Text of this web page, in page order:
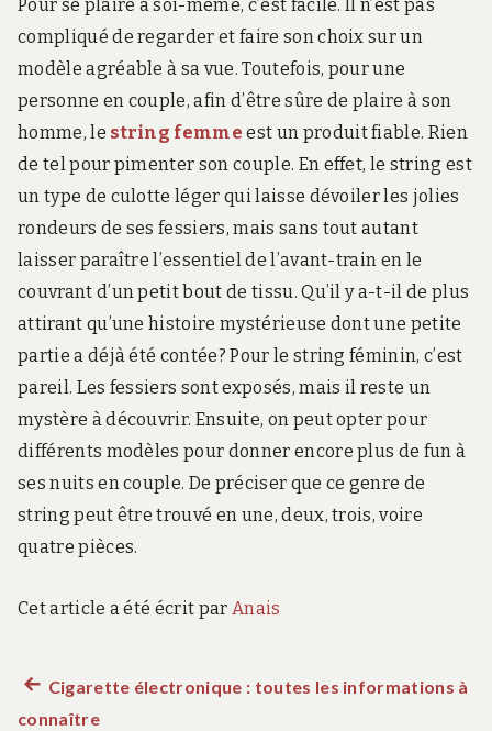
Pour se plaire à soi-même, c’est facile. Il n’est pas
compliqué de regarder et faire son choix sur un
modèle agréable à sa vue. Toutefois, pour une
personne en couple, afin d’être sûre de plaire à son
homme, le string femme est un produit fiable. Rien
de tel pour pimenter son couple. En effet, le string est
un type de culotte léger qui laisse dévoiler les jolies
rondeurs de ses fessiers, mais sans tout autant
laisser paraître l’essentiel de l’avant-train en le
couvrant d’un petit bout de tissu. Qu’il y a-t-il de plus
attirant qu’une histoire mystérieuse dont une petite
partie a déjà été contée? Pour le string féminin, c’est
pareil. Les fessiers sont exposés, mais il reste un
mystère à découvrir. Ensuite, on peut opter pour
différents modèles pour donner encore plus de fun à
ses nuits en couple. De préciser que ce genre de
string peut être trouvé en une, deux, trois, voire
quatre pièces.
Cet article a été écrit par Anais
Navigation
Article
précédent :
Cigarette électronique : toutes les informations à
connaître